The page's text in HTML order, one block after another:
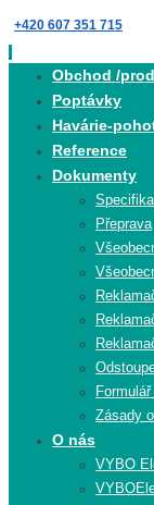
Skip
to
content
+420 607 351 715
Obchod /
Poptávky
Havárie-
Reference
Dokumenty
Přeprava
Zásady
O nás
VYBO